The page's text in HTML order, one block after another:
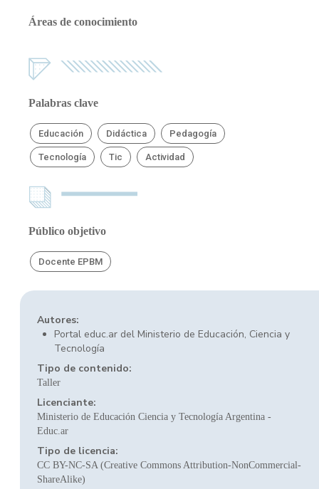
Áreas de conocimiento
Palabras clave
Educación Didáctica Pedagogía
Tecnología Tic Actividad
Público objetivo
Docente EPBM
Autores:
Portal educ.ar del Ministerio de Educación, Ciencia y
Tecnología
Tipo de contenido:
Taller
Licenciante:
Ministerio de Educación Ciencia y Tecnología Argentina -
Educ.ar
Tipo de licencia:
CC BY-NC-SA (Creative Commons Attribution-NonCommercial-
ShareAlike)